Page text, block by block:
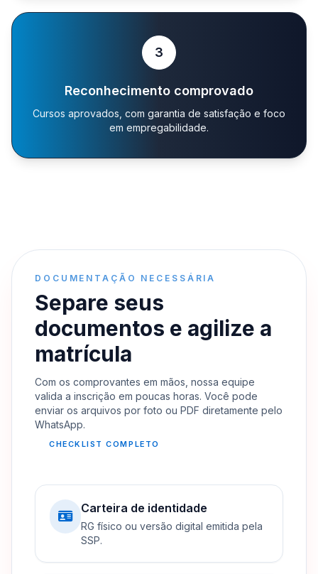
3
Reconhecimento comprovado
Cursos aprovados, com garantia de satisfação e foco
em empregabilidade.
DOCUMENTAÇÃO NECESSÁRIA
Separe seus
documentos e agilize a
matrícula
Com os comprovantes em mãos, nossa equipe
valida a inscrição em poucas horas. Você pode
enviar os arquivos por foto ou PDF diretamente pelo
WhatsApp.
CHECKLIST COMPLETO
Carteira de identidade
RG físico ou versão digital emitida pela
SSP.